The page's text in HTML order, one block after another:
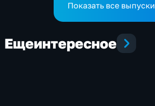
Показать все выпуски
Ещеинтересное